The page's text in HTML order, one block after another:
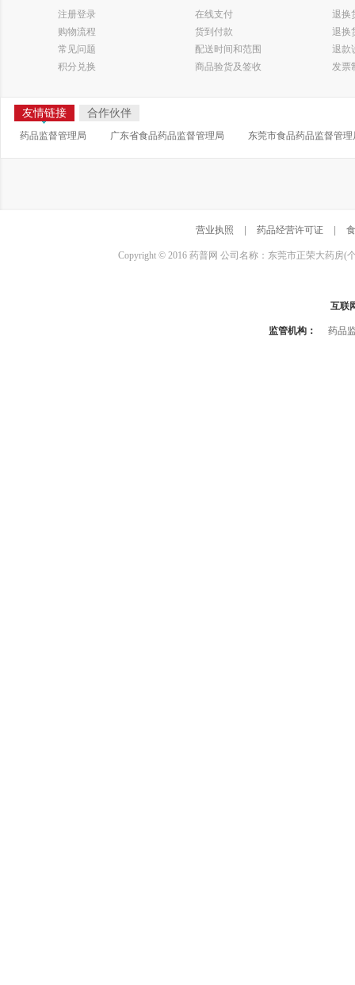
注册登录
购物流程
常见问题
积分兑换
在线支付
货到付款
配送时间和范围
商品验货及签收
退换
退换
退款
发票
友情链接 合作伙伴
药品监督管理局 广东省食品药品监督管理局 东莞市食品药品监督管理
营业执照 药品经营许可证
Copyright © 2016 药普网 公司名称：东莞市正荣大药房(
互联
监管机构： 药品